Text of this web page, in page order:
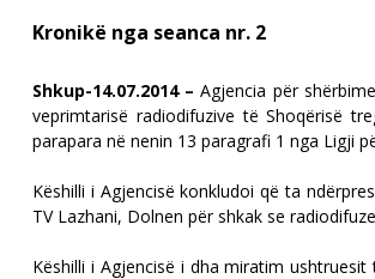
Kronikë nga seanca nr. 2
Shkup-14.07.2014 – Agjencia për
veprimtarisë radiodifuzive të Shoqërisë
parapara në nenin 13 paragrafi 1 nga Ligji
Këshilli i Agjencisë konkludoi që ta
TV Lazhani, Dolnen për shkak se
Këshilli i Agjencisë i dha miratim